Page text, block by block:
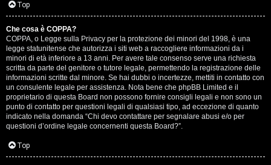
A
r
g
o
m
e
Top
Che cosa è COPPA?
COPPA, o Legge sulla Privacy per la protezione dei minori del 1998, è una
legge statunitense che autorizza i siti web a raccogliere informazioni da i
minori di età inferiore a 13 anni. Per avere tale consenso serve una richiesta
scritta da parte del genitore o tutore legale, permettendo la registrazione delle
informazioni scritte dal minore. Se hai dubbi o incertezze, mettiti in contatto con
un consulente legale per assistenza. Nota bene che phpBB Limited e il
proprietario di questa Board non possono fornire consigli legali e non sono un
punto di contatto per questioni legali di qualsiasi tipo, ad eccezione di quanto
indicato nella domanda “Chi devo contattare per segnalare abusi e/o per
questioni d’ordine legale concernenti questa Board?”.
Top
T
o
p
i
c
A
t